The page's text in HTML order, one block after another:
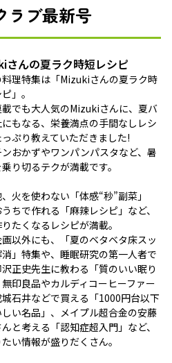
ラブ最新号
さんの夏ラク時短レシピ
理特集は「Mizukiさんの夏ラク時
」。
でも大人気のMizukiさんに、夏バ
もなる、栄養満点の手間なしレシ
っぷり教えていただきました!
ンおかずやワンパンパスタなど、暑
り切るテクが満載です。
火を使わない「体感“秒”副菜」
ちで作れる「麻辣レシピ」など、
たくなるレシピが満載。
以外にも、「夏のベタベタ床スッ
」特集や、睡眠研究の第一人者で
沢正史先生に教わる「質のいい眠り
印良品やカルディコーヒーファー
石井などで買える「1000円台以下
い名品」、メイプル超合金の安藤
と考える「認知症超入門」など、
い情報が盛りだくさん。